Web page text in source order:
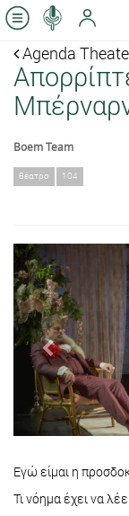
Agenda
Boem Team
θέατρο 104
Previous
Eγώ είμαι η
Τι νόημα έχει να